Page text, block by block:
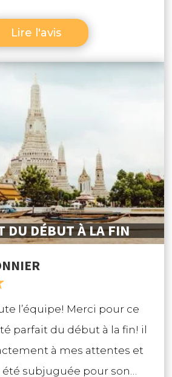
DU DÉBUT À LA FIN
l’équipe! Merci pour ce
parfait du début à la fin! il
à mes attentes et
été subjuguée pour son
sa région, loin de la
couché du soleil tous les
Phi. Bref un séjour parfait
une petite partie de ce
Nous repartirons avec
avec nos grands enfants.
Merci encore.
Lire l'avis